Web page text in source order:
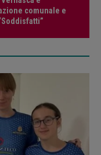
comunale e